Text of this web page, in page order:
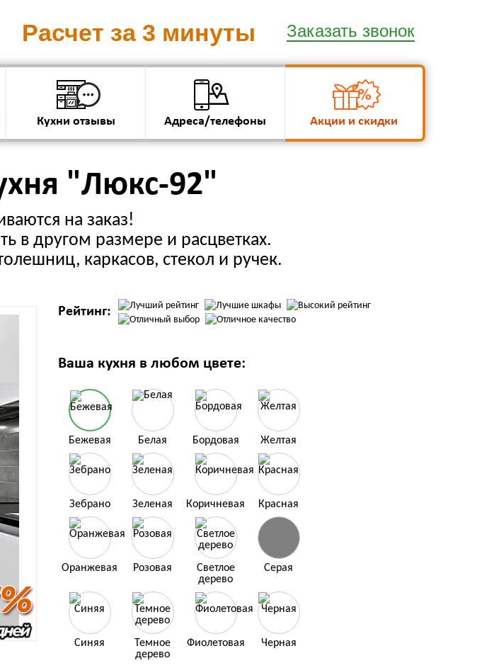
Расчет за 3 минуты Заказать звонок
Кухни отзывы Адреса/телефоны Акции и скидки
"Люкс-92"
на заказ!
в другом размере и расцветках.
каркасов, стекол и ручек.
Рейтинг:
Ваша кухня в любом цвете:
Бежевая Белая Бордовая Желтая
Зебрано Зеленая Коричневая Красная
Оранжевая Розовая
Светлое
дерево
Серая
Синяя
Темное
дерево
Фиолетовая Черная